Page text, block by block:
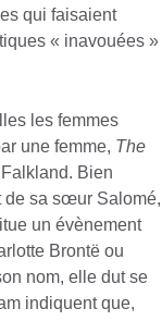
qui faisaient
« inavouées »
les femmes
une femme, The
Bien
de sa sœur Salomé,
un évènement
Brontë ou
nom, elle dut se
indiquent que,